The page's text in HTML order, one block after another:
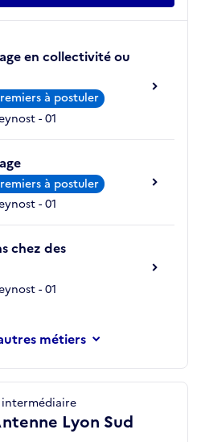
en collectivité ou
à postuler
- 01
à postuler
- 01
chez des
- 01
métiers
Lyon Sud